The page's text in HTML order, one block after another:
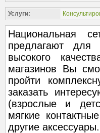
Услуги:
Национальная
предлагают для
высокого
магазинов Вы
пройти
заказать
(взрослые и
мягкие
другие аксессуары.